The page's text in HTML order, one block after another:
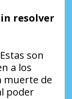
resolver
son
a los
muerte de
poder